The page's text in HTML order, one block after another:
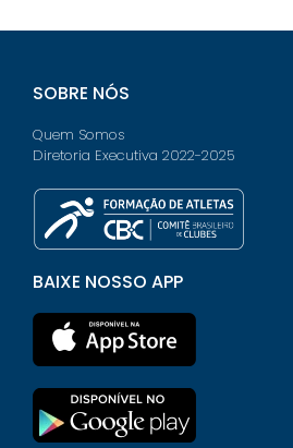
SOBRE NÓS
Quem Somos
Diretoria Executiva 2022-2025
BAIXE NOSSO APP